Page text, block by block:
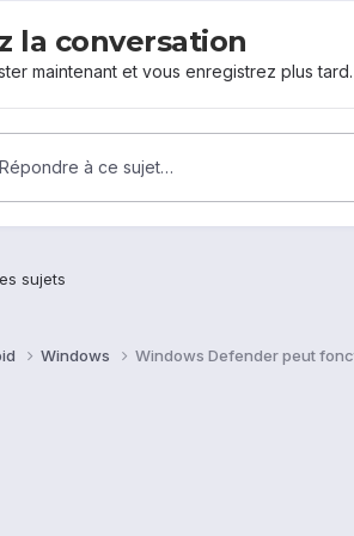
la conversation
maintenant et vous enregistrez plus
Répondre à ce sujet…
sujets
Windows Windows Defender peut